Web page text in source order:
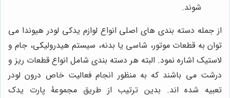
شوند.
از جمله دسته بندی های اصلی انواع لوازم یدکی لودر هیوندا می
توان به قطعات موتور، شاسی یا بدنه، سیستم هیدرولیکی، جام و
لاستیک اشاره نمود. البته هر دسته بندی شامل انواع قطعات ریز و
درشت می باشند که به منظور انجام فعالیت خاص درون لودر
تعبیه شده اند. بدین ترتیب از طریق مجموعۀ پارت یدک